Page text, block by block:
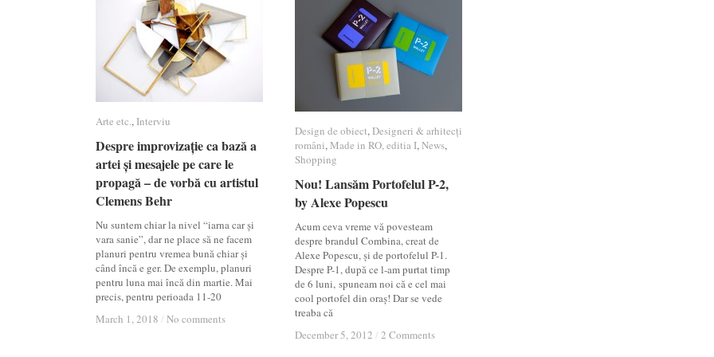
Arte etc., Interviu
Despre improvizație ca bază a
artei și mesajele pe care le
propagă – de vorbă cu artistul
Clemens Behr
Nu suntem chiar la nivel “iarna car și
vara sanie”, dar ne place să ne facem
planuri pentru vremea bună chiar și
când încă e ger. De exemplu, planuri
pentru luna mai încă din martie. Mai
precis, pentru perioada 11-20
March 1, 2018 / No comments
Arte etc. Interviu
Despre improvizație ca bază a
artei și mesajele pe care le
propagă – de vorbă cu artistul
Clemens Behr
March 1, 2018 / No comments
Design de obiect,Designeri & arhitecți
români,Made in RO, editia I,News,
Shopping
Nou! Lansăm Portofelul P-2,
by Alexe Popescu
Acum ceva vreme vă povesteam
despre brandul Combina, creat de
Alexe Popescu, și de portofelul P-1.
Despre P-1, după ce l-am purtat timp
de 6 luni, spuneam noi că e cel mai
cool portofel din oraș! Dar se vede
treaba că
December 5, 2012 / 2 Comments
Design de obiect Designeri & arhitecți
români Made in RO, editia I News
Shopping
Nou! Lansăm Portofelul P-2,
by Alexe Popescu
December 5, 2012 / 2 Comments